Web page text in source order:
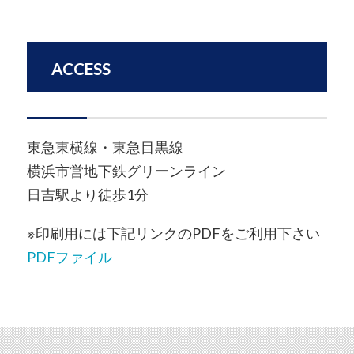
ACCESS
東急東横線・東急目黒線
横浜市営地下鉄グリーンライン
日吉駅より徒歩1分
※印刷用には下記リンクのPDFをご利用下さい
PDFファイル